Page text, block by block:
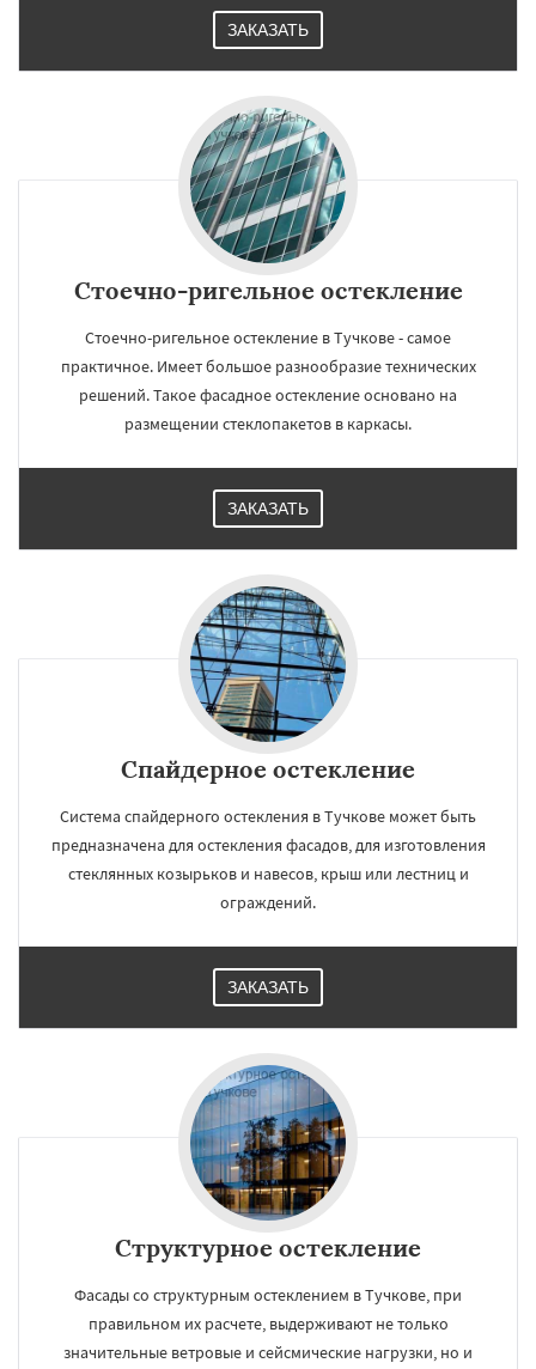
ЗАКАЗАТЬ
Стоечно-ригельное остекление
Стоечно-ригельное остекление в Тучкове - самое
практичное. Имеет большое разнообразие технических
решений. Такое фасадное остекление основано на
размещении стеклопакетов в каркасы.
ЗАКАЗАТЬ
Спайдерное остекление
Система спайдерного остекления в Тучкове может быть
предназначена для остекления фасадов, для изготовления
стеклянных козырьков и навесов, крыш или лестниц и
ограждений.
ЗАКАЗАТЬ
Структурное остекление
Фасады со структурным остеклением в Тучкове, при
правильном их расчете, выдерживают не только
значительные ветровые и сейсмические нагрузки, но и